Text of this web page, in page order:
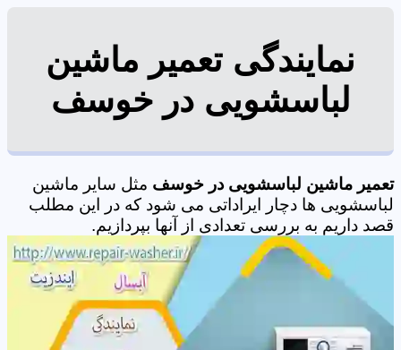
نمایندگی تعمیر ماشین
لباسشویی در خوسف
تعمیر ماشین لباسشویی در خوسف مثل سایر ماشین
لباسشویی ها دچار ایراداتی می شود که در این مطلب
قصد داریم به بررسی تعدادی از آنها بپردازیم.